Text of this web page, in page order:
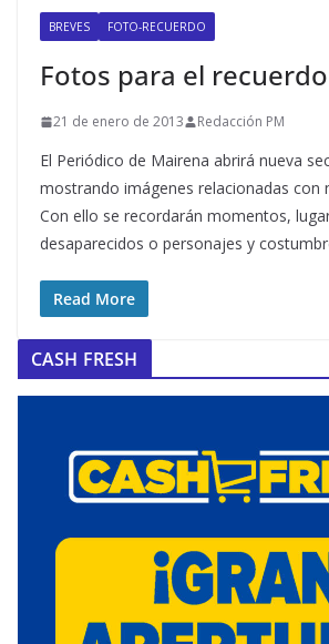
BREVES FOTO-RECUERDO
Fotos para el recuerdo
21 de enero de 2013 Redacción PM
El Periódico de Mairena abrirá nueva
mostrando imágenes relacionadas con
Con ello se recordarán momentos,
desaparecidos o personajes y
Read More
CASH FRESH